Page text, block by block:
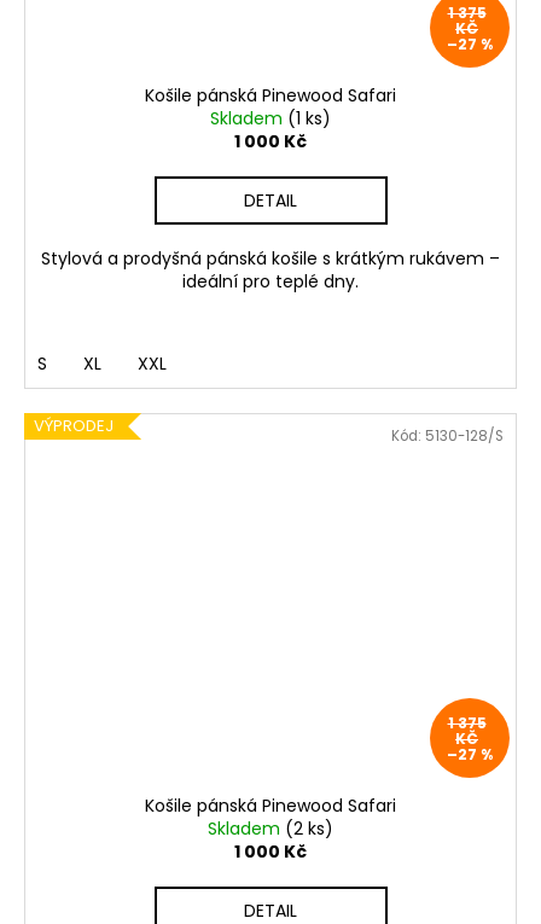
1 375
KČ
–27 %
Košile pánská Pinewood Safari
Skladem (1 ks)
1 000 Kč
DETAIL
Stylová a prodyšná pánská košile s krátkým rukávem –
ideální pro teplé dny.
S XL XXL
VÝPRODEJ
1 375
KČ
–27 %
Košile pánská Pinewood Safari
Skladem (2 ks)
1 000 Kč
DETAIL
Kód: 5130-128/S